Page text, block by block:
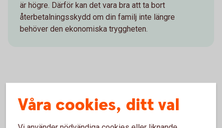
är högre. Därför kan det vara bra att ta bort
återbetalningsskydd om din familj inte längre
behöver den ekonomiska tryggheten.
Om du vill lägga till eller ta bort
återbetalningsskydd
Våra cookies, ditt val